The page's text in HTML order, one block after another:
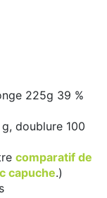
225g 39 %
doublure 100
comparatif de
capuche.)